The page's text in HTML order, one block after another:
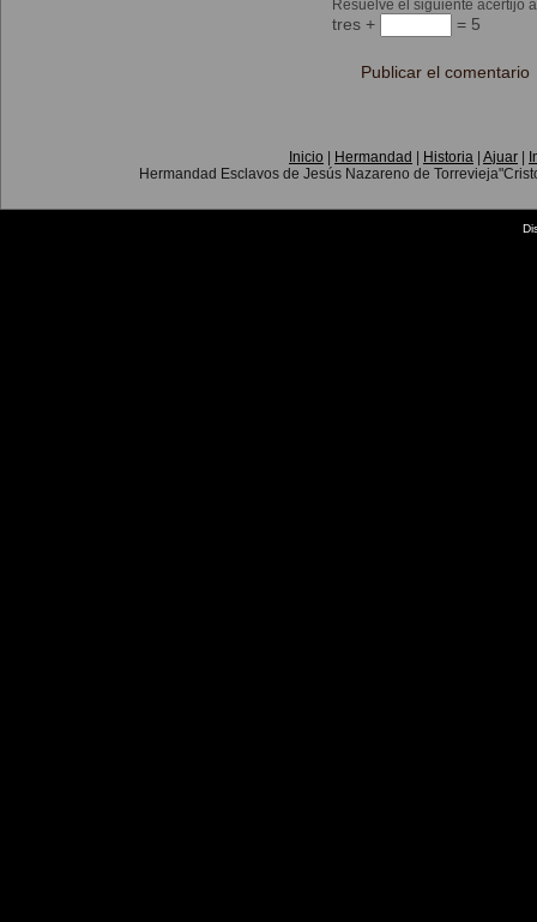
Resuelve el siguiente acertijo
tres + = 5
Inicio Hermandad Historia Ajuar
Hermandad Esclavos de Jesús Nazareno de